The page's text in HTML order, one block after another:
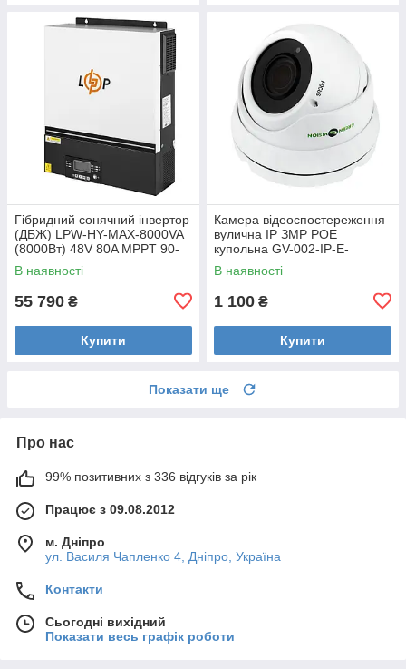
Гібридний сонячний інвертор
(ДБЖ) LPW-HY-MAX-8000VA
(8000Вт) 48V 80A MPPT 90-
450V Уцінка
В наявності
55 790 ₴
Купити
Камера відеоспостереження
вулична IP ЗMP POE
купольна GV-002-IP-E-
DOS24V-30 Уцінка
В наявності
1 100 ₴
Купити
Показати ще
Про нас
99% позитивних з 336 відгуків за рік
Працює з 09.08.2012
м. Дніпро
ул. Василя Чапленко 4, Дніпро, Україна
Контакти
Сьогодні вихідний
Показати весь графік роботи